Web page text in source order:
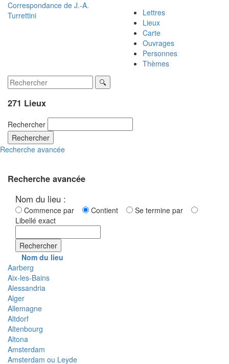
Correspondance de J.-A.
Turrettini
Lettres
Lieux
Carte
Ouvrages
Personnes
Thèmes
271 Lieux
Rechercher
Rechercher
Recherche avancée
Recherche avancée
Nom du lieu :
Commence par Contient
Se termine par
Libellé exact
Rechercher
Nom du lieu
Aarberg
Aix-les-Bains
Alessandria
Alger
Allemagne
Altdorf
Altenbourg
Altona
Amsterdam
Amsterdam ou Leyde